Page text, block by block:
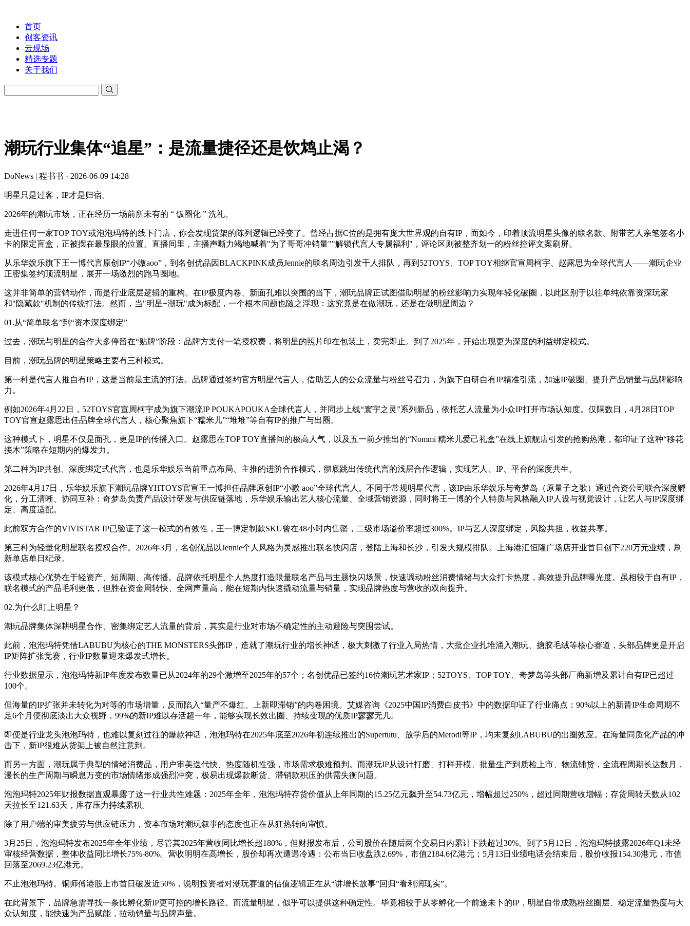
首页
创客资讯
云现场
精选专题
关于我们
潮玩行业集体“追星”：是流量捷径还是饮鸩止渴？
DoNews | 程书书 · 2026-06-09 14:28
明星只是过客，IP才是归宿。
2026年的潮玩市场，正在经历一场前所未有的 “ 饭圈化 ” 洗礼。
走进任何一家TOP TOY或泡泡玛特的线下门店，你会发现货架的陈列逻辑已经变了。曾经占据C位的是拥有庞大世界观的自有IP，而如今，印着顶流明星头像的联名款、附带艺人亲笔签名小
卡的限定盲盒，正被摆在最显眼的位置。直播间里，主播声嘶力竭地喊着"为了哥哥冲销量""解锁代言人专属福利"，评论区则被整齐划一的粉丝控评文案刷屏。
从乐华娱乐旗下王一博代言原创IP“小嗷aoo”，到名创优品因BLACKPINK成员Jennie的联名周边引发千人排队，再到52TOYS、TOP TOY相继官宣周柯宇、赵露思为全球代言人——潮玩企业
正密集签约顶流明星，展开一场激烈的跑马圈地。
这并非简单的营销动作，而是行业底层逻辑的重构。在IP极度内卷、新面孔难以突围的当下，潮玩品牌正试图借助明星的粉丝影响力实现年轻化破圈，以此区别于以往单纯依靠资深玩家
和"隐藏款"机制的传统打法。然而，当"明星+潮玩"成为标配，一个根本问题也随之浮现：这究竟是在做潮玩，还是在做明星周边？
01.从“简单联名”到“资本深度绑定”
过去，潮玩与明星的合作大多停留在“贴牌”阶段：品牌方支付一笔授权费，将明星的照片印在包装上，卖完即止。到了2025年，开始出现更为深度的利益绑定模式。
目前，潮玩品牌的明星策略主要有三种模式。
第一种是代言人推自有IP，这是当前最主流的打法。品牌通过签约官方明星代言人，借助艺人的公众流量与粉丝号召力，为旗下自研自有IP精准引流，加速IP破圈、提升产品销量与品牌影响
力。
例如2026年4月22日，52TOYS官宣周柯宇成为旗下潮流IP POUKAPOUKA全球代言人，并同步上线“寰宇之灵”系列新品，依托艺人流量为小众IP打开市场认知度。仅隔数日，4月28日TOP
TOY官宣赵露思出任品牌全球代言人，核心聚焦旗下“糯米儿”“堆堆”等自有IP的推广与出圈。
这种模式下，明星不仅是面孔，更是IP的传播入口。赵露思在TOP TOY直播间的极高人气，以及五一前夕推出的“Nommi 糯米儿爱己礼盒”在线上旗舰店引发的抢购热潮，都印证了这种“移花
接木”策略在短期内的爆发力。
第二种为IP共创、深度绑定式代言，也是乐华娱乐当前重点布局、主推的进阶合作模式，彻底跳出传统代言的浅层合作逻辑，实现艺人、IP、平台的深度共生。
2026年4月17日，乐华娱乐旗下潮玩品牌YHTOYS官宣王一博担任品牌原创IP“小嗷 aoo”全球代言人。不同于常规明星代言，该IP由乐华娱乐与奇梦岛（原量子之歌）通过合资公司联合深度孵
化，分工清晰、协同互补：奇梦岛负责产品设计研发与供应链落地，乐华娱乐输出艺人核心流量、全域营销资源，同时将王一博的个人特质与风格融入IP人设与视觉设计，让艺人与IP深度绑
定、高度适配。
此前双方合作的VIVISTAR IP已验证了这一模式的有效性，王一博定制款SKU曾在48小时内售罄，二级市场溢价率超过300%。IP与艺人深度绑定，风险共担，收益共享。
第三种为轻量化明星联名授权合作。2026年3月，名创优品以Jennie个人风格为灵感推出联名快闪店，登陆上海和长沙，引发大规模排队。上海港汇恒隆广场店开业首日创下220万元业绩，刷
新单店单日纪录。
该模式核心优势在于轻资产、短周期、高传播。品牌依托明星个人热度打造限量联名产品与主题快闪场景，快速调动粉丝消费情绪与大众打卡热度，高效提升品牌曝光度。虽相较于自有IP，
联名模式的产品毛利更低，但胜在资金周转快、全网声量高，能在短期内快速撬动流量与销量，实现品牌热度与营收的双向提升。
02.为什么盯上明星？
潮玩品牌集体深耕明星合作、密集绑定艺人流量的背后，其实是行业对市场不确定性的主动避险与突围尝试。
此前，泡泡玛特凭借LABUBU为核心的THE MONSTERS头部IP，造就了潮玩行业的增长神话，极大刺激了行业入局热情，大批企业扎堆涌入潮玩、搪胶毛绒等核心赛道，头部品牌更是开启
IP矩阵扩张竞赛，行业IP数量迎来爆发式增长。
行业数据显示，泡泡玛特新IP年度发布数量已从2024年的29个激增至2025年的57个；名创优品已签约16位潮玩艺术家IP；52TOYS、TOP TOY、奇梦岛等头部厂商新增及累计自有IP已超过
100个。
但海量的IP扩张并未转化为对等的市场增量，反而陷入“量产不爆红、上新即滞销”的内卷困境。艾媒咨询《2025中国IP消费白皮书》中的数据印证了行业痛点：90%以上的新晋IP生命周期不
足6个月便彻底淡出大众视野，99%的新IP难以存活超一年，能够实现长效出圈、持续变现的优质IP寥寥无几。
即便是行业龙头泡泡玛特，也难以复刻过往的爆款神话，泡泡玛特在2025年底至2026年初连续推出的Supertutu、放学后的Merodi等IP，均未复刻LABUBU的出圈效应。在海量同质化产品的冲
击下，新IP很难从货架上被自然注意到。
而另一方面，潮玩属于典型的情绪消费品，用户审美迭代快、热度随机性强，市场需求极难预判。而潮玩IP从设计打磨、打样开模、批量生产到质检上市、物流铺货，全流程周期长达数月，
漫长的生产周期与瞬息万变的市场情绪形成强烈冲突，极易出现爆款断货、滞销款积压的供需失衡问题。
泡泡玛特2025年财报数据直观暴露了这一行业共性难题：2025年全年，泡泡玛特存货价值从上年同期的15.25亿元飙升至54.73亿元，增幅超过250%，超过同期营收增幅；存货周转天数从102
天拉长至121.63天，库存压力持续累积。
除了用户端的审美疲劳与供应链压力，资本市场对潮玩叙事的态度也正在从狂热转向审慎。
3月25日，泡泡玛特发布2025年全年业绩，尽管其2025年营收同比增长超180%，但财报发布后，公司股价在随后两个交易日内累计下跌超过30%。到了5月12日，泡泡玛特披露2026年Q1未经
审核经营数据，整体收益同比增长75%-80%。营收明明在高增长，股价却再次遭遇冷遇：公布当日收盘跌2.69%，市值2184.6亿港元；5月13日业绩电话会结束后，股价收报154.30港元，市值
回落至2069.23亿港元。
不止泡泡玛特。铜师傅港股上市首日破发近50%，说明投资者对潮玩赛道的估值逻辑正在从“讲增长故事”回归“看利润现实”。
在此背景下，品牌急需寻找一条比孵化新IP更可控的增长路径。而流量明星，似乎可以提供这种确定性。毕竟相较于从零孵化一个前途未卜的IP，明星自带成熟粉丝圈层、稳定流量热度与大
众认知度，能快速为产品赋能，拉动销量与品牌声量。